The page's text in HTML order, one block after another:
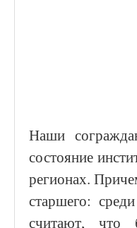
Наши
состояние
регионах.
старшего:
считают, что